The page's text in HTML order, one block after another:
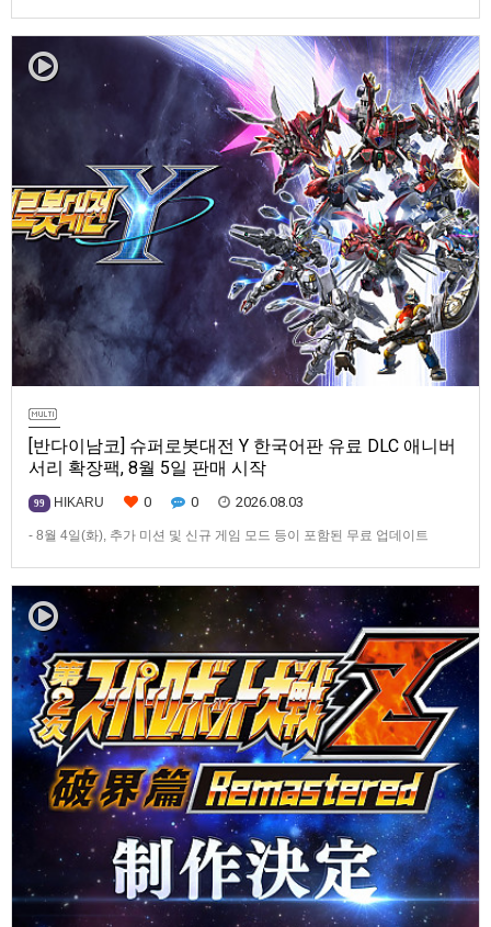
문 판매를 8월 5일(수)부터 시작한다고 발표했다.‘ELDEN RING 빛바랜 자
에디션’에는 ‘ELDEN R…
[반다이남코] 슈퍼로봇대전 Y 한국어판 유료 DLC 애니버
서리 확장팩, 8월 5일 판매 시작
99 HIKARU 0 0 2026.08.03
- 8월 4일(화), 추가 미션 및 신규 게임 모드 등이 포함된 무료 업데이트
Switch™, Steam®용 ‘슈퍼로봇대전 Y’(한국어판)의 유료 DLC ‘애니버서리
확장팩’을 2026년 …